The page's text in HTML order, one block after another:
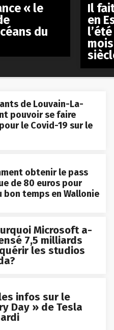
de Louvain-La-
pouvoir se faire
le Covid-19 sur le
obtenir le pass
de 80 euros pour
bon temps en Wallonie
Microsoft a-
7,5 milliards
les studios
infos sur le
Day » de Tesla
« le
du
Il
en